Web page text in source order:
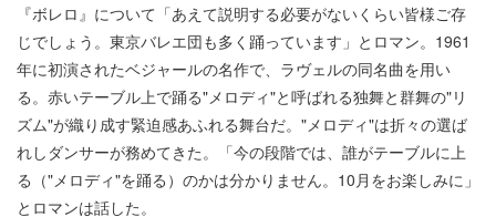
『ボレロ』について「あえて説明する必要がないくらい皆様ご存
じでしょう。東京バレエ団も多く踊っています」とロマン。1961
年に初演されたベジャールの名作で、ラヴェルの同名曲を用い
る。赤いテーブル上で踊る"メロディ"と呼ばれる独舞と群舞の"リ
ズム"が織り成す緊迫感あふれる舞台だ。"メロディ"は折々の選ば
れしダンサーが務めてきた。「今の段階では、誰がテーブルに上
る（"メロディ"を踊る）のかは分かりません。10月をお楽しみに」
とロマンは話した。